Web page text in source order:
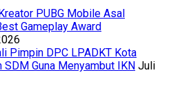
PUBG Mobile Asal
Gameplay Award
Pimpin DPC LPADKT Kota
SDM Guna Menyambut IKN Juli